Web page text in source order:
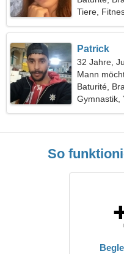
Tiere,
Patrick
32 Jahre,
Mann
Baturité,
Gymnastik,
So